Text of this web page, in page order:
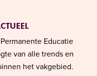
Educatie
van alle trends en
het vakgebied.